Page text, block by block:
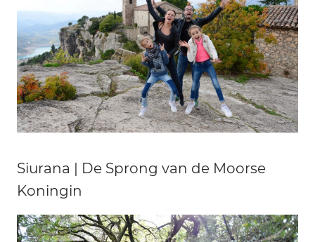
Siurana | De Sprong van de Moorse
Koningin